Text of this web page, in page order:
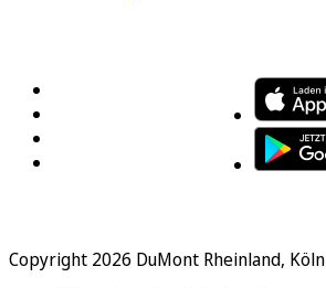
Copyright 2026 DuMont Rheinland, Köln